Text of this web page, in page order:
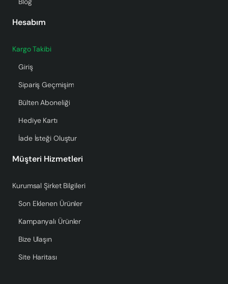
Hesabım
Kargo Takibi
Giriş
Sipariş Geçmişim
Bülten Aboneliği
Hediye Kartı
İade İsteği Oluştur
Müşteri Hizmetleri
Kurumsal Şirket Bilgileri
Son Eklenen Ürünler
Kampanyalı Ürünler
Bize Ulaşın
Site Haritası